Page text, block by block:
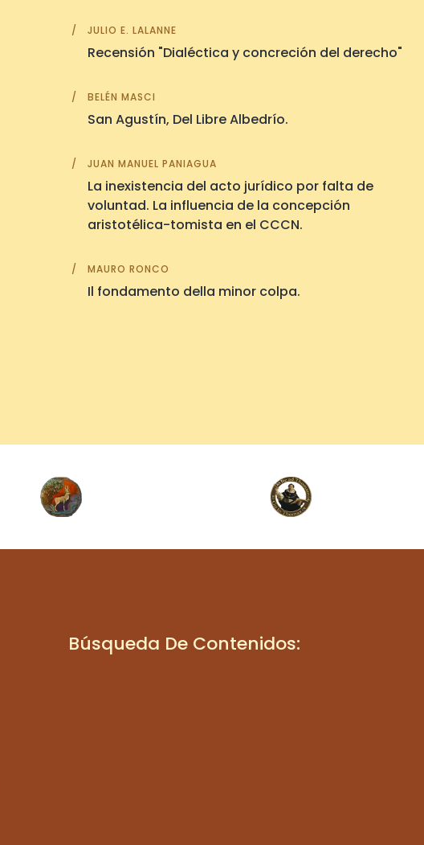
JULIO E. LALANNE
Recensión "Dialéctica y concreción del derecho"
BELÉN MASCI
San Agustín, Del Libre Albedrío.
JUAN MANUEL PANIAGUA
La inexistencia del acto jurídico por falta de
voluntad. La influencia de la concepción
aristotélica-tomista en el CCCN.
MAURO RONCO
Il fondamento della minor colpa.
Búsqueda De Contenidos: